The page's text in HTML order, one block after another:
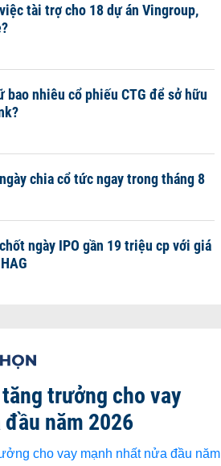
tài trợ cho 18 dự án Vingroup,
bao nhiêu cổ phiếu CTG để sở hữu
chia cổ tức ngay trong tháng 8
ngày IPO gần 19 triệu cp với giá
trưởng cho vay
năm 2026